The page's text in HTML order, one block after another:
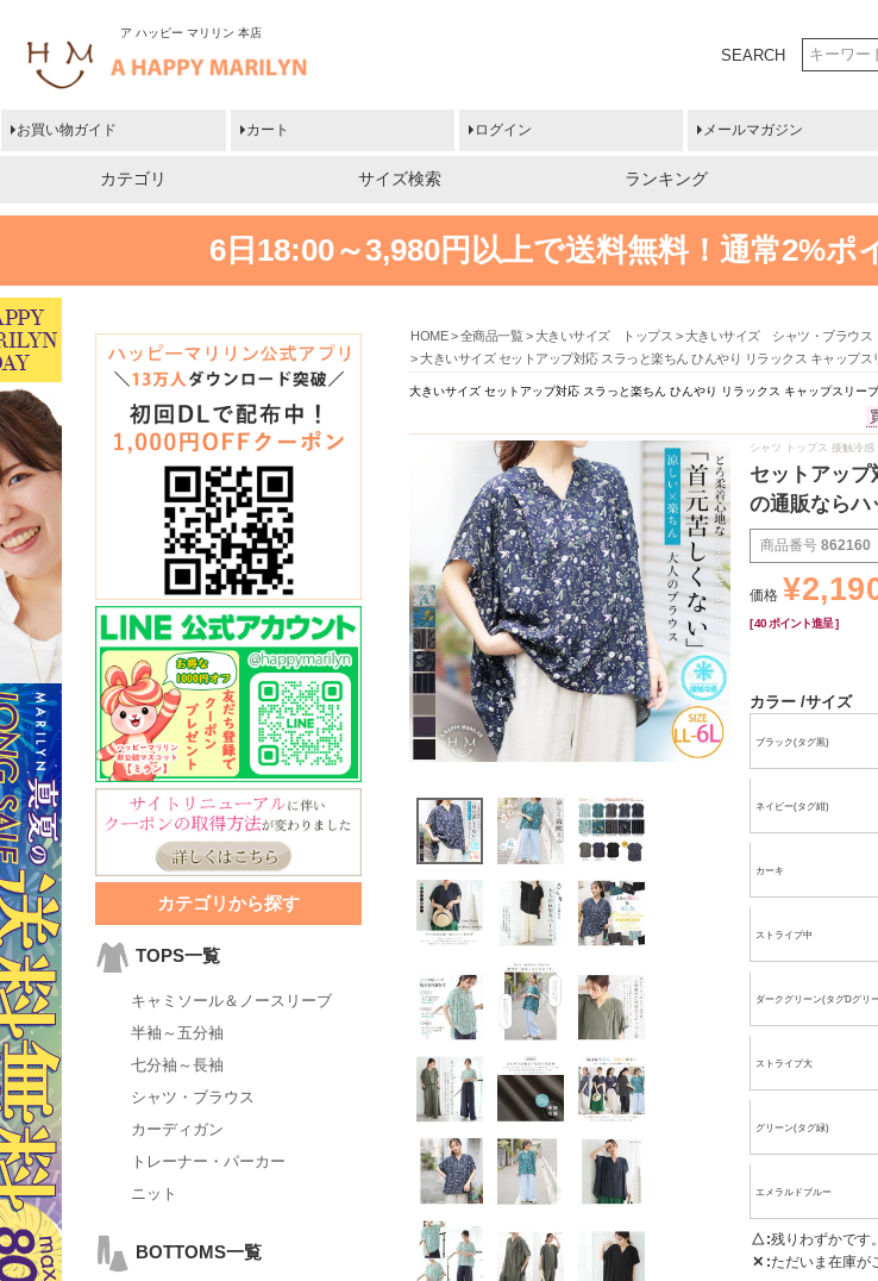
ア ハッピー マリリン 本店
SEARCH
お買い物ガイド カート ログイン メールマガジン
カテゴリ サイズ検索 ランキング
6日18:00～3,980円以上で送料無料！ 通常2%ポ
カテゴリから探す
TOPS一覧
キャミソール＆ノースリーブ
半袖～五分袖
七分袖～長袖
シャツ・ブラウス
カーディガン
トレーナー・パーカー
ニット
BOTTOMS一覧
HOME 全商品一覧 大きいサイズ トップス
大きいサイズ シャツ・ブラウス
大きいサイズ セットアップ対応 スラっと楽ちん ひんやり リラックス キャップ
大きいサイズ セットアップ対応 スラっと楽ちん ひんやり リラックス キャップスリー
シャツ トップス 接触冷
セットアッ
の通販ならハ
商品番号 862160
価格 ¥
[40 ポイント進呈 ]
カラー サイズ
ブラック(タグ黒)
ネイビー(タグ紺)
カーキ
ストライプ中
ダークグリーン(タグDグリ
ストライプ大
グリーン(タグ緑)
エメラルドブルー
△ 残りわずかです。
✕ ただいま在庫が